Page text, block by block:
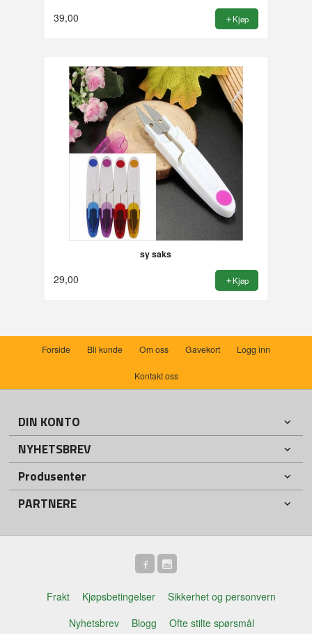
39,00 Kjøp
sy saks
29,00 Kjøp
Forside Bli kunde Om oss Gavekort Logg inn
Kontakt oss
DIN KONTO
NYHETSBREV
Produsenter
PARTNERE
Frakt Kjøpsbetingelser
Sikkerhet og personvern
Nyhetsbrev
Blogg Ofte stilte spørsmål